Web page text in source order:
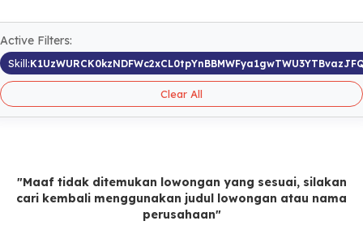
Active Filters:
Skill:
Clear All
"Maaf tidak ditemukan lowongan yang sesuai, silakan
cari kembali menggunakan judul lowongan atau nama
perusahaan"